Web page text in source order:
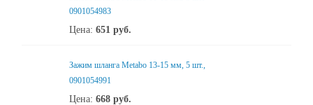
0901054983
Цена: 651 руб.
Зажим шланга Metabo 13-15 мм, 5 шт.,
0901054991
Цена: 668 руб.